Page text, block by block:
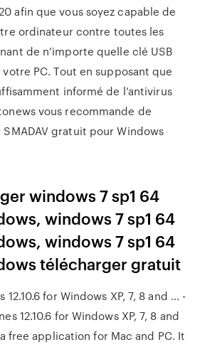
afin que vous soyez capable de
ordinateur contre toutes les
de n’importe quelle clé USB
PC. Tout en supposant que
informé de l’antivirus
vous recommande de
gratuit pour Windows
windows 7 sp1 64
windows 7 sp1 64
windows 7 sp1 64
télécharger gratuit
12.10.6 for Windows XP, 7, 8 and ... -
12.10.6 for Windows XP, 7, 8 and
free application for Mac and PC. It